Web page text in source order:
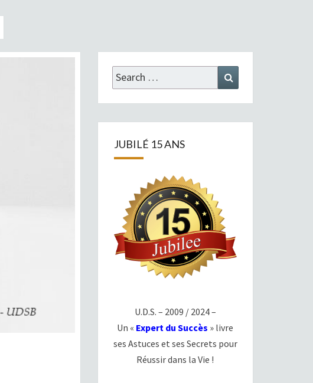
Search
for:
JUBILÉ 15 ANS
U.D.S. – 2009 / 2024 –
Un « Expert du Succès » livre
ses Astuces et ses Secrets pour
Réussir dans la Vie !